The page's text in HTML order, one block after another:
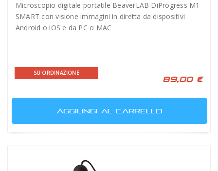
Microscopio digitale portatile BeaverLAB DiProgress M1
SMART con visione immagini in diretta da dispositivi
Android o iOS e da PC o MAC
SU ORDINAZIONE
89,00 €
AGGIUNGI AL CARRELLO